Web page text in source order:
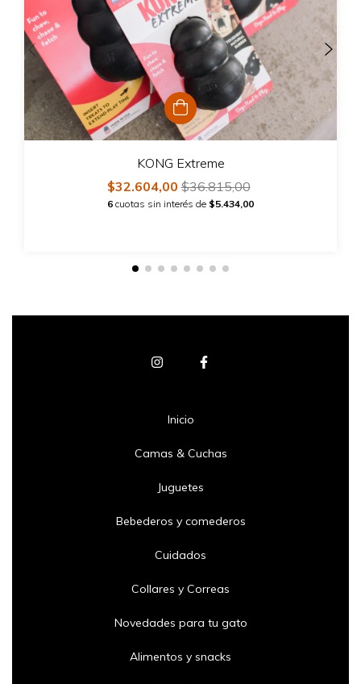
KONG Extreme
$32.604,00$36.815,00
6 cuotas sin interés de $5.434,00
Inicio
Camas & Cuchas
Juguetes
Bebederos y comederos
Cuidados
Collares y Correas
Novedades para tu gato
Alimentos y snacks